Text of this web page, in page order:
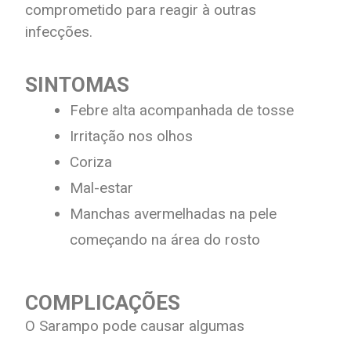
comprometido para reagir à outras
infecções.
SINTOMAS
Febre alta acompanhada de tosse
Irritação nos olhos
Coriza
Mal-estar
Manchas avermelhadas na pele
começando na área do rosto
COMPLICAÇÕES
O Sarampo pode causar algumas